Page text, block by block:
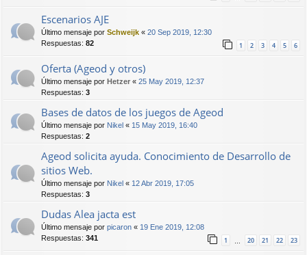
Escenarios AJE
Último mensaje por Schweijk « 20 Sep 2019, 12:30
Respuestas: 82 1 2 3 4 5 6
Oferta (Ageod y otros)
Último mensaje por Hetzer « 25 May 2019, 12:37
Respuestas: 3
Bases de datos de los juegos de Ageod
Último mensaje por Nikel « 15 May 2019, 16:40
Respuestas: 2
Ageod solicita ayuda. Conocimiento de Desarrollo de
sitios Web.
Último mensaje por Nikel « 12 Abr 2019, 17:05
Respuestas: 3
Dudas Alea jacta est
Último mensaje por picaron « 19 Ene 2019, 12:08
Respuestas: 341 1 … 20 21 22 23